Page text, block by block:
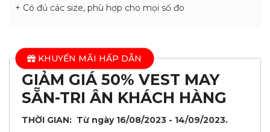
+ Có đủ các size, phù hợp cho mọi số đo
KHUYẾN MÃI HẤP DẪN
GIẢM GIÁ 50% VEST MAY
SẴN-TRI ÂN KHÁCH HÀNG
THỜI GIAN: Từ ngày 16/08/2023 - 14/09/2023.